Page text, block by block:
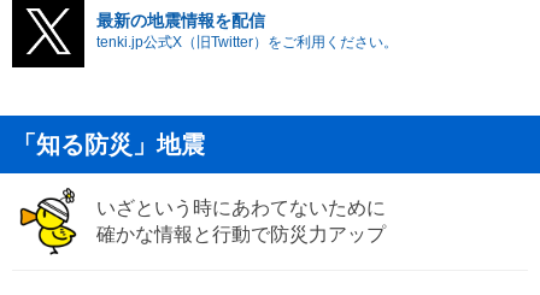
最新の地震情報を配信
tenki.jp公式X（旧Twitter）をご利用ください。
「知る防災」地震
いざという時にあわてないために
確かな情報と行動で防災力アップ